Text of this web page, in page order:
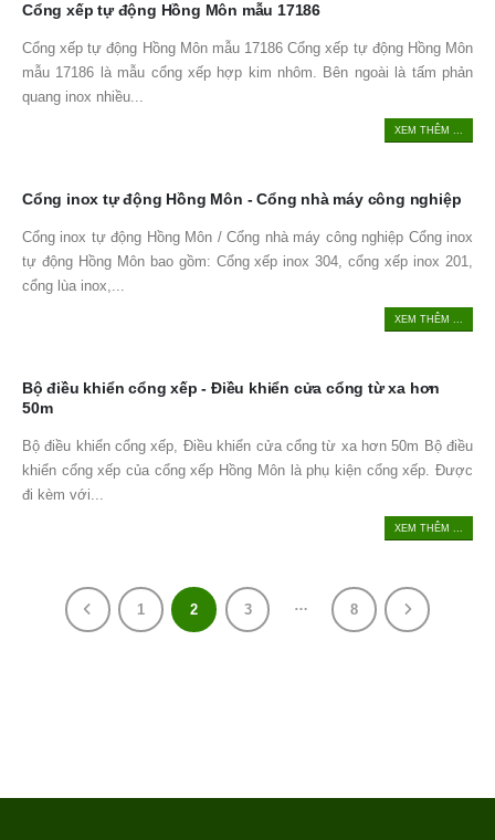
Cổng xếp tự động Hồng Môn mẫu 17186
Cổng xếp tự động Hồng Môn mẫu 17186 Cổng xếp tự động Hồng Môn
mẫu 17186 là mẫu cổng xếp hợp kim nhôm. Bên ngoài là tấm phản
quang inox nhiều...
XEM THÊM ...
Cổng inox tự động Hồng Môn - Cổng nhà máy công nghiệp
Cổng inox tự động Hồng Môn / Cổng nhà máy công nghiệp Cổng inox
tự động Hồng Môn bao gồm: Cổng xếp inox 304, cổng xếp inox 201,
cổng lùa inox,...
XEM THÊM ...
Bộ điều khiển cổng xếp - Điều khiển cửa cổng từ xa hơn
50m
Bộ điều khiển cổng xếp, Điều khiển cửa cổng từ xa hơn 50m Bộ điều
khiển cổng xếp của cổng xếp Hồng Môn là phụ kiện cổng xếp. Được
đi kèm với...
XEM THÊM ...
1 2 3 … 8